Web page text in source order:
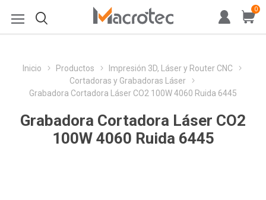
0
Inicio Productos
Impresión 3D, Láser y Router CNC
Cortadoras y Grabadoras Láser
Grabadora Cortadora Láser CO2 100W 4060 Ruida 6445
Grabadora Cortadora Láser CO2
100W 4060 Ruida 6445